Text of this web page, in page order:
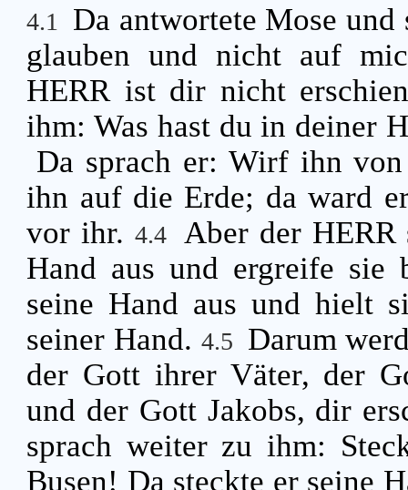
4.1
Da antwortete Mose
glauben und nicht auf
HERR ist dir nicht
ihm: Was hast du in deiner
Da sprach er: Wirf ihn
ihn auf die Erde; da ward
vor ihr. 4.4
Aber der HERR
Hand aus und ergreife sie
seine Hand aus und hielt
seiner Hand. 4.5 Darum
der Gott ihrer Väter, der
und der Gott Jakobs, dir
sprach weiter zu ihm:
Busen! Da steckte er seine